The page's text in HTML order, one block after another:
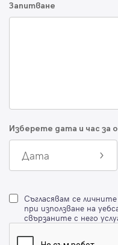
Запитване
Изберете дата и час за
Дата
Съгласявам се
при използване на
свързаните с него